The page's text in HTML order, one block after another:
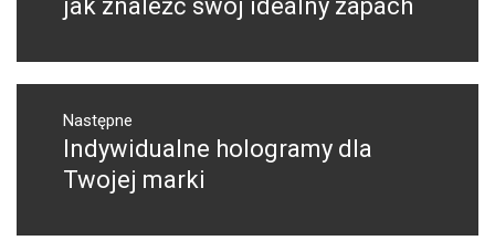
jak znaleźć swój idealny zapach
Następne
Następny
post:
Indywidualne hologramy dla
Twojej marki